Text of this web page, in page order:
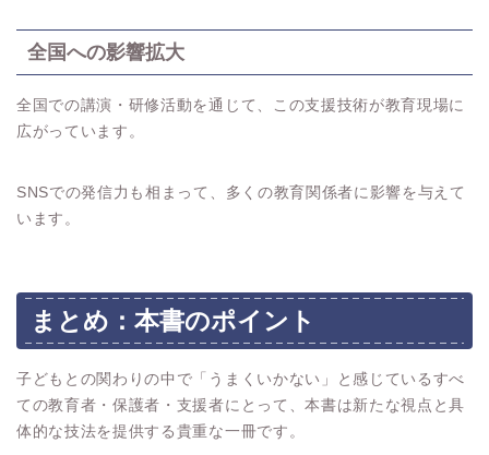
全国への影響拡大
全国での講演・研修活動を通じて、この支援技術が教育現場に
広がっています。
SNSでの発信力も相まって、多くの教育関係者に影響を与えて
います。
まとめ：本書のポイント
子どもとの関わりの中で「うまくいかない」と感じているすべ
ての教育者・保護者・支援者にとって、本書は新たな視点と具
体的な技法を提供する貴重な一冊です。